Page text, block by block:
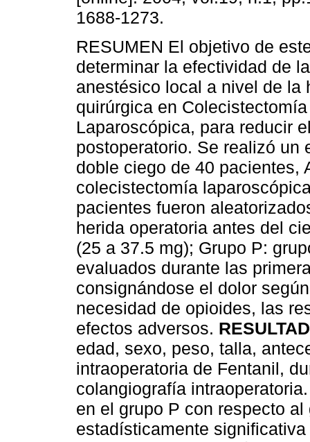
1688-1273.
RESUMEN El objetivo de
determinar la efectividad de
anestésico local a nivel de la
quirúrgica en Colecistectomía
Laparoscópica, para reducir
postoperatorio. Se realizó un
doble ciego de 40 pacientes,
colecistectomía
pacientes fueron
herida operatoria antes del
(25 a 37.5 mg); Grupo P:
evaluados durante las
consignándose el dolor
necesidad de opioides, las
efectos adversos.
edad, sexo, peso, talla,
intraoperatoria de Fentanil,
colangiografía
en el grupo P con respecto
estadísticamente